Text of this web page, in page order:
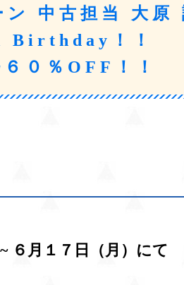
ン 中古担当 大原
Birthday！！
０％OFF！！
６月１７日（月）にて